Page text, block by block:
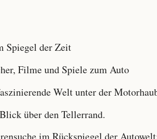
der Zeit
Filme und Spiele zum Auto
Welt unter der
über den Tellerrand.